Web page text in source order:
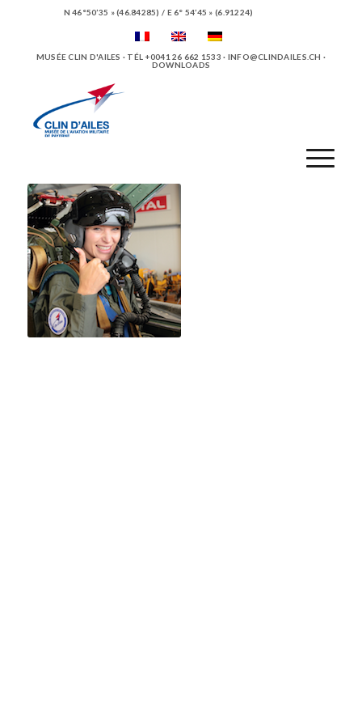
N 46°50’35 » (46.84285) / E 6° 54’45 » (6.91224)
MUSÉE CLIN D'AILES · TÉL +0041 26 662 1533 · INFO@CLINDAILES.CH ·
DOWNLOADS